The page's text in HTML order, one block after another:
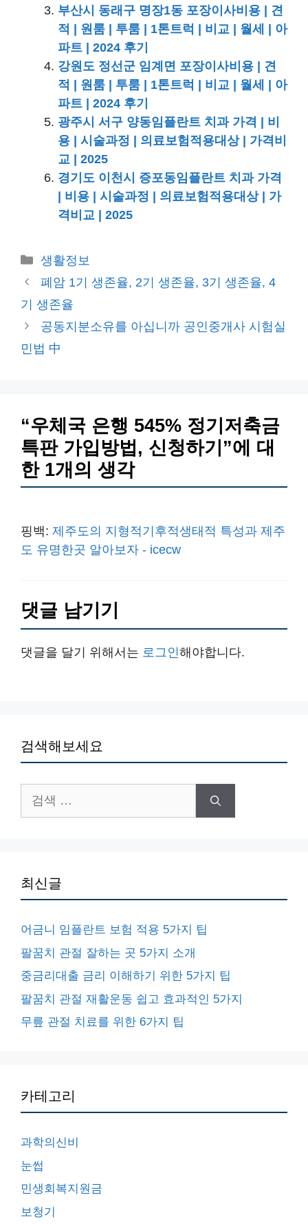
부산시 동래구 명장1동 포장이사비용 | 견
적 | 원룸 | 투룸 | 1톤트럭 | 비교 | 월세 | 아
파트 | 2024 후기
강원도 정선군 임계면 포장이사비용 | 견
적 | 원룸 | 투룸 | 1톤트럭 | 비교 | 월세 | 아
파트 | 2024 후기
광주시 서구 양동임플란트 치과 가격 | 비
용 | 시술과정 | 의료보험적용대상 | 가격비
교 | 2025
경기도 이천시 증포동임플란트 치과 가격
| 비용 | 시술과정 | 의료보험적용대상 | 가
격비교 | 2025
카
테
리
생활정보
폐암 1기 생존율, 2기 생존율, 3기 생존율, 4
기 생존율
공동지분소유를 아십니까 공인중개사 시험실
민법 中
“우체국 은행 545% 정기저축금
특판 가입방법, 신청하기”에 대
한 1개의 생각
핑백: 제주도의 지형적기후적생태적 특성과 제주
도 유명한곳 알아보자 - icecw
댓글 남기기
댓글을 달기 위해서는 로그인해야합니다.
검색해보세요
색:
최신글
어금니 임플란트 보험 적용 5가지 팁
팔꿈치 관절 잘하는 곳 5가지 소개
중금리대출 금리 이해하기 위한 5가지 팁
팔꿈치 관절 재활운동 쉽고 효과적인 5가지
무릎 관절 치료를 위한 6가지 팁
카테고리
과학의신비
눈썹
민생회복지원금
보청기